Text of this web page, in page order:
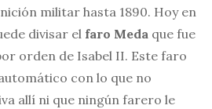
militar hasta 1890. Hoy en
divisar el faro Meda que fue
orden de Isabel II. Este faro
con lo que no
allí ni que ningún farero le